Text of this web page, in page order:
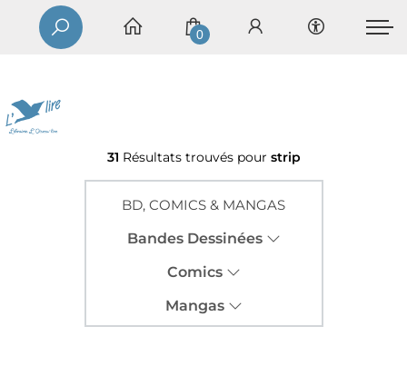
0
31 Résultats trouvés pour strip
BD, COMICS & MANGAS
Bandes Dessinées
Comics
Mangas